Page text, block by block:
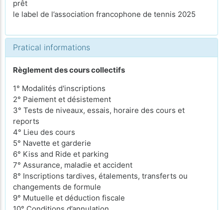
prêt
le label de l’association francophone de tennis 2025
Pratical informations
Règlement des cours collectifs
1° Modalités d'inscriptions
2° Paiement et désistement
3° Tests de niveaux, essais, horaire des cours et
reports
4° Lieu des cours
5° Navette et garderie
6° Kiss and Ride et parking
7° Assurance, maladie et accident
8° Inscriptions tardives, étalements, transferts ou
changements de formule
9° Mutuelle et déduction fiscale